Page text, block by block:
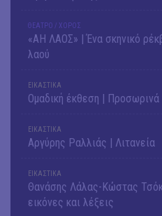
ΘΕΑΤΡΟ / ΧΟΡΟΣ
«ΑΗ ΛΑΟΣ» | Ένα σκηνικό
λαού
ΕΙΚΑΣΤΙΚΑ
Ομαδική έκθεση | Προσωρινά
ΕΙΚΑΣΤΙΚΑ
Αργύρης Ραλλιάς | Λιτανεία
ΕΙΚΑΣΤΙΚΑ
Θανάσης Λάλας-Κώστας
εικόνες και λέξεις